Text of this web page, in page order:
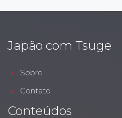
Japão com Tsuge
Sobre
Contato
Conteúdos